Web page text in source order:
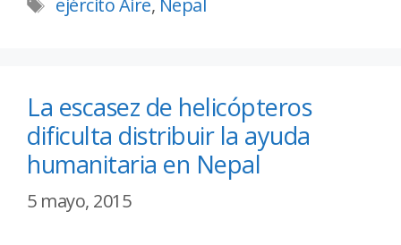
ejército Aire, Nepal
La escasez de helicópteros
dificulta distribuir la ayuda
humanitaria en Nepal
5 mayo, 2015